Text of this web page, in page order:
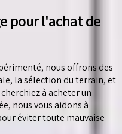
pour l'achat de
nous offrons des
la sélection du terrain, et
à acheter un
nous vous aidons à
éviter toute mauvaise